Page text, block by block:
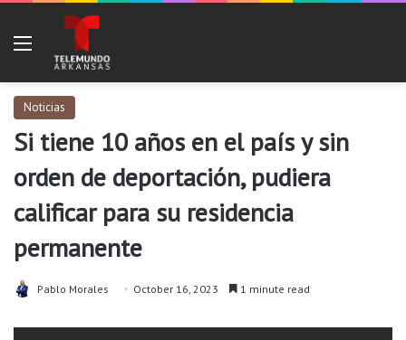
Noticias
Si tiene 10 años en el país y sin
orden de deportación, pudiera
calificar para su residencia
permanente
Pablo Morales October 16, 2023 1 minute read